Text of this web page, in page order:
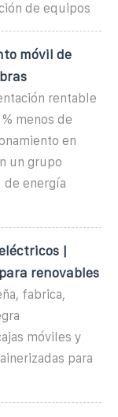
de equipos
móvil de
rentable
menos de
en
un grupo
de energía
|
renovables
fabrica,
móviles y
para